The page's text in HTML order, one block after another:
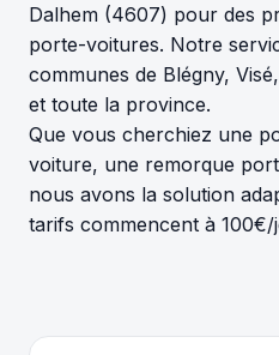
Dalhem (4607) pour des
porte-voitures. Notre
communes de Blégny,
et toute la province.
Que vous cherchiez une
voiture, une remorque
nous avons la solution
tarifs commencent à 100€/